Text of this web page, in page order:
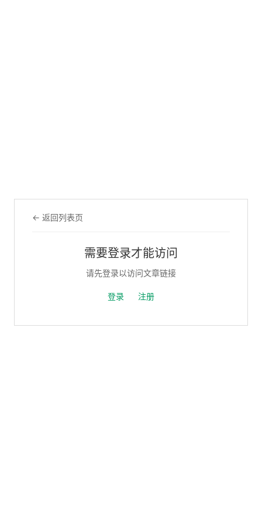
← 返回列表页
需要登录才能访问
请先登录以访问文章链接
登录 注册